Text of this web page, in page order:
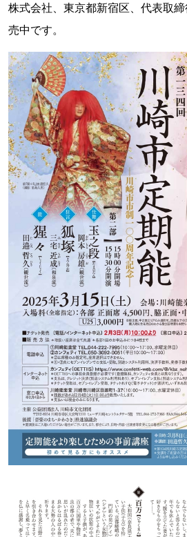
株式会社、東京都新宿区、代表取
売中です。